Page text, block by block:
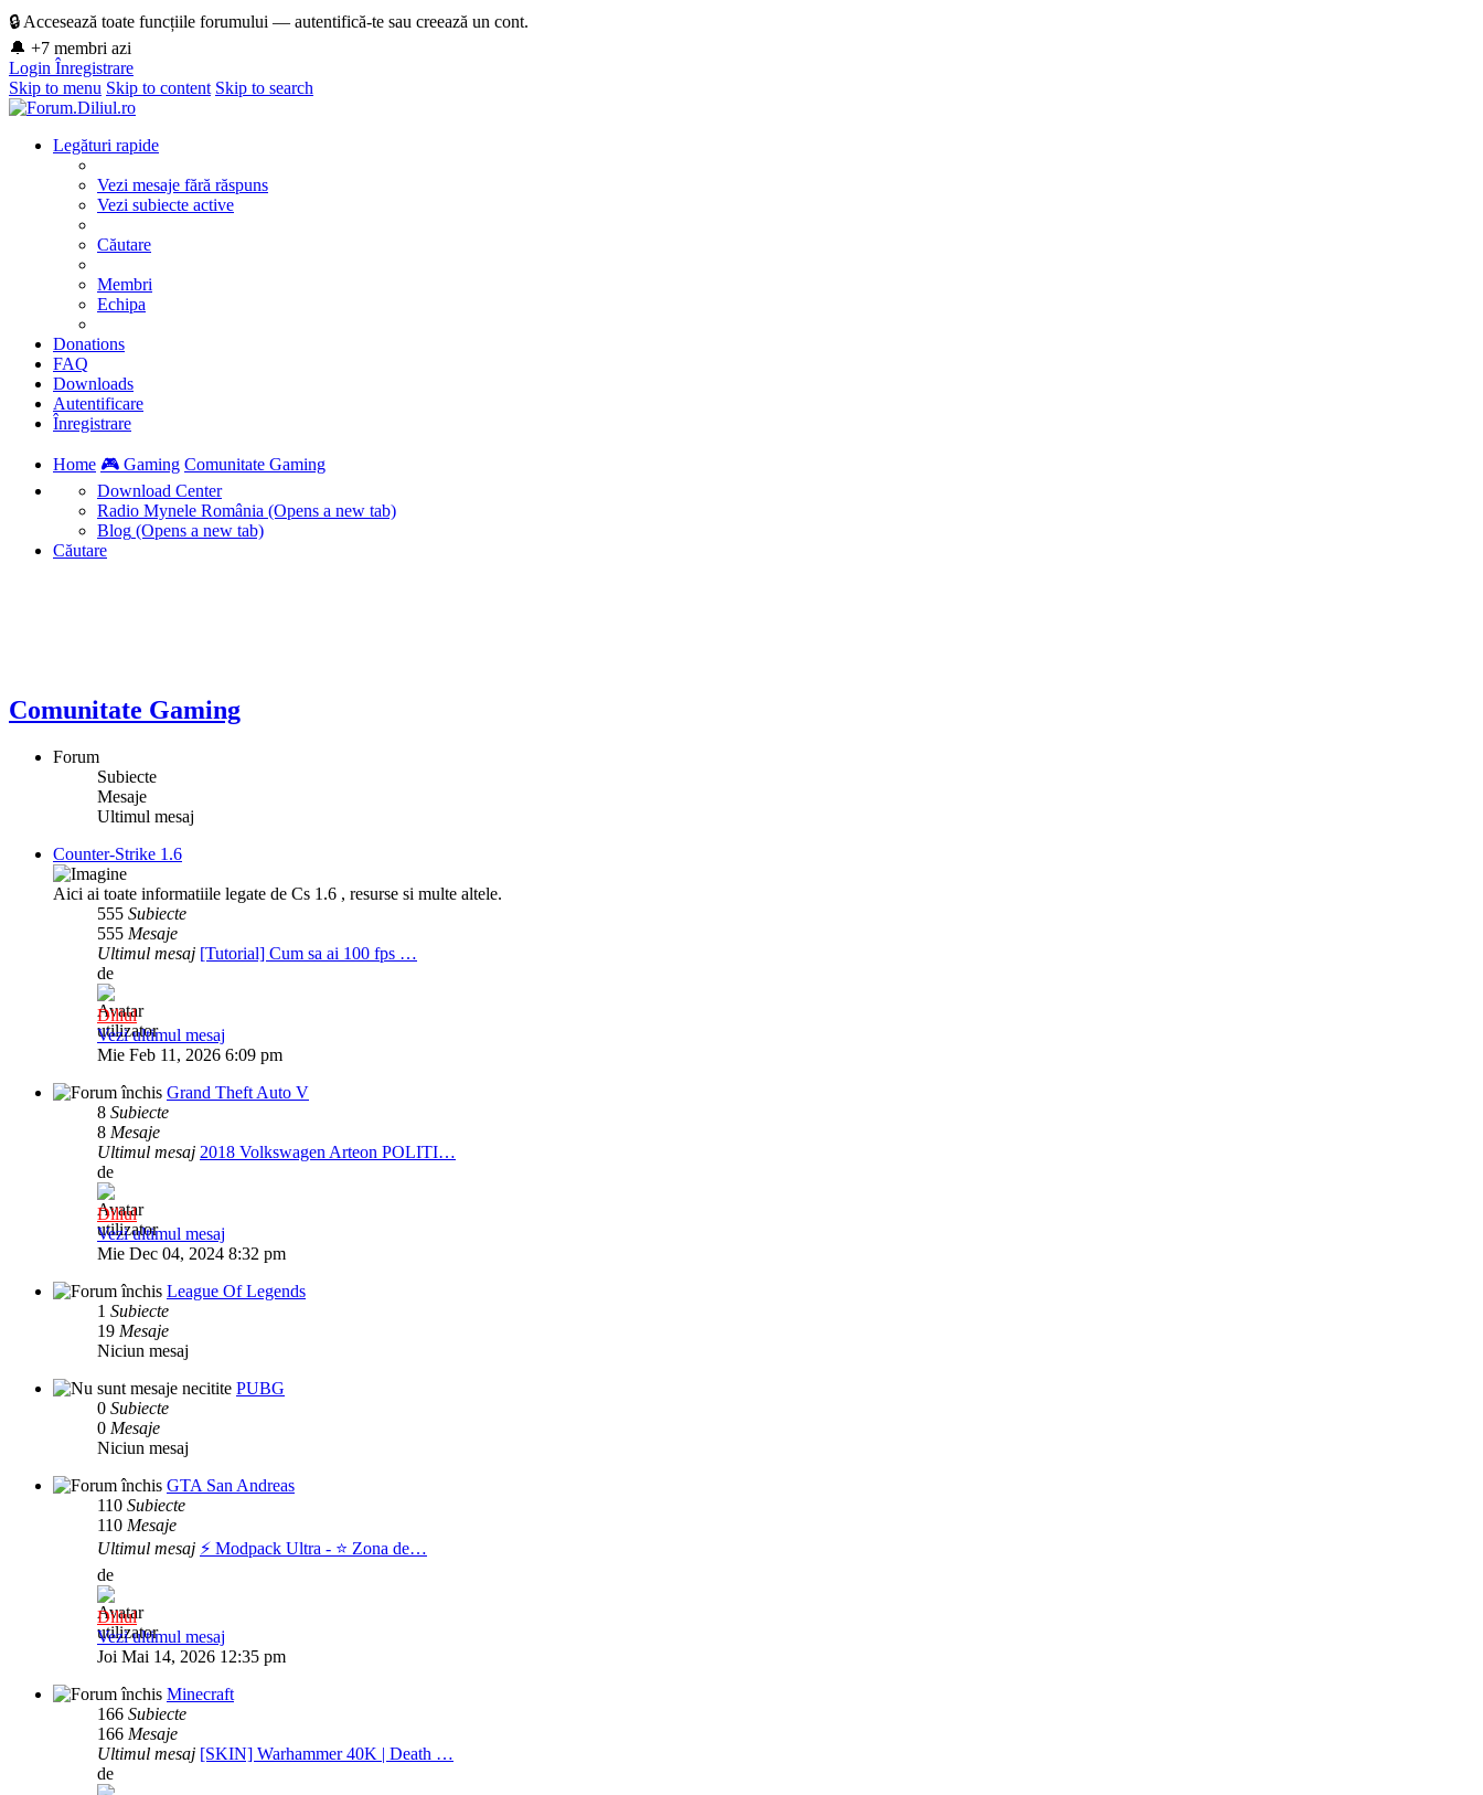
🔒 Accesează toate funcțiile forumului — autentifică-te sau creează un cont.
🔔 +7 membri azi
Login Înregistrare
Skip to menu Skip to content Skip to search
Legături rapide
Vezi mesaje fără răspuns
Vezi subiecte active
Căutare
Membri
Echipa
Donations
FAQ
Downloads
Autentificare
Înregistrare
Home 🎮 Gaming Comunitate Gaming
Download Center
Radio Mynele România (Opens a new tab)
Blog (Opens a new tab)
Căutare
Comunitate Gaming
Forum
Subiecte
Mesaje
Ultimul mesaj
Counter-Strike 1.6
Aici ai toate informatiile legate de Cs 1.6 , resurse si multe altele.
555 Subiecte
555 Mesaje
Ultimul mesaj [Tutorial] Cum sa ai 100 fps …
de
Diliul
Vezi ultimul mesaj
Mie Feb 11, 2026 6:09 pm
Grand Theft Auto V
8 Subiecte
8 Mesaje
Ultimul mesaj 2018 Volkswagen Arteon POLITI…
de
Diliul
Vezi ultimul mesaj
Mie Dec 04, 2024 8:32 pm
League Of Legends
1 Subiecte
19 Mesaje
Niciun mesaj
PUBG
0 Subiecte
0 Mesaje
Niciun mesaj
GTA San Andreas
110 Subiecte
110 Mesaje
Ultimul mesaj ⚡️ Modpack Ultra - ⭐️ Zona de…
de
Diliul
Vezi ultimul mesaj
Joi Mai 14, 2026 12:35 pm
Minecraft
166 Subiecte
166 Mesaje
Ultimul mesaj [SKIN] Warhammer 40K | Death …
de